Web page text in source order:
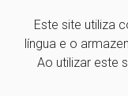
Este site utiliza
língua e o
Ao utilizar este